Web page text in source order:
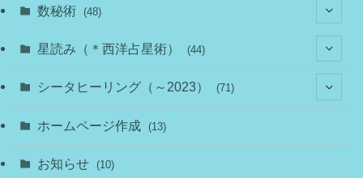
(1)
(22)
(7)
(7)
数秘術 (48)
(11)
(10)
星読み（＊西洋占星術） (44)
(11)
(8)
シータヒーリング（～2023） (71)
(14)
ホームページ作成 (13)
お知らせ (10)